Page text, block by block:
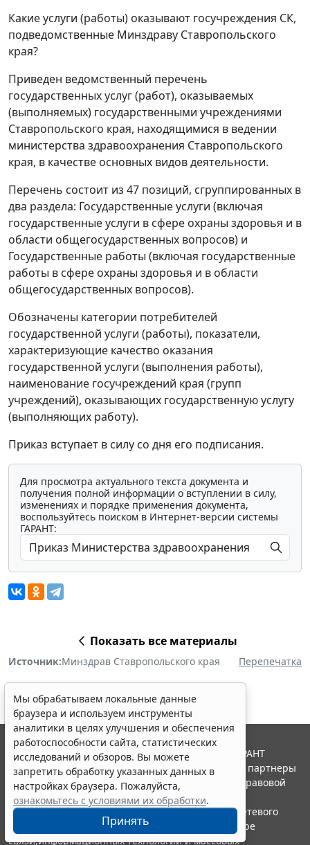
Какие услуги (работы) оказывают госучреждения СК,
подведомственные Минздраву Ставропольского
края?
Приведен ведомственный перечень
государственных услуг (работ), оказываемых
(выполняемых) государственными учреждениями
Ставропольского края, находящимися в ведении
министерства здравоохранения Ставропольского
края, в качестве основных видов деятельности.
Перечень состоит из 47 позиций, сгруппированных в
два раздела: Государственные услуги (включая
государственные услуги в сфере охраны здоровья и в
области общегосударственных вопросов) и
Государственные работы (включая государственные
работы в сфере охраны здоровья и в области
общегосударственных вопросов).
Обозначены категории потребителей
государственной услуги (работы), показатели,
характеризующие качество оказания
государственной услуги (выполнения работы),
наименование госучреждений края (групп
учреждений), оказывающих государственную услугу
(выполняющих работу).
Приказ вступает в силу со дня его подписания.
Для просмотра актуального текста документа и
получения полной информации о вступлении в силу,
изменениях и порядке применения документа,
воспользуйтесь поиском в Интернет-версии системы
ГАРАНТ:
Показать все материалы
Источник:Минздрав Ставропольского края Перепечатка
Мы обрабатываем локальные данные
браузера и используем инструменты
аналитики в целях улучшения и обеспечения
работоспособности сайта, статистических
исследований и обзоров. Вы можете
запретить обработку указанных данных в
настройках браузера. Пожалуйста,
ознакомьтесь с условиями их обработки.
Принять
© ООО "НПП "ГАРАНТ-СЕРВИС", 2026. Система ГАРАНТ
выпускается с 1990 года. Компания "Гарант" и ее партнеры
являются участниками Российской ассоциации правовой
информации ГАРАНТ.
Портал ГАРАНТ.РУ зарегистрирован в качестве сетевого
издания Федеральной службой по надзору в сфере
связи,информационных технологий и массовых